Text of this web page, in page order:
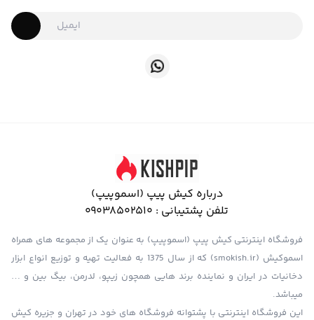
درباره کیش پیپ (اسموپیپ)
تلفن پشتیبانی : 09038502510
فروشگاه اینترنتی کیش پیپ (اسموپیپ) به عنوان یک از مجموعه های همراه
اسموکیش (smokish.ir) که از سال 1375 به فعالیت تهیه و توزیع انواع ابزار
دخانیات در ایران و نماینده برند هایی همچون زیپو، لدرمن، بیگ بین و …
میباشد.
این فروشگاه اینترنتی با پشتوانه فروشگاه های خود در تهران و جزیره کیش